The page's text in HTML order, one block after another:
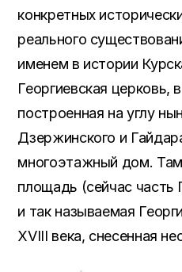
конкретных
реального
именем в истории
Георгиевская церковь,
построенная на углу
Дзержинского и
многоэтажный дом.
площадь (сейчас часть
и так называемая
XVIII века, снесенная